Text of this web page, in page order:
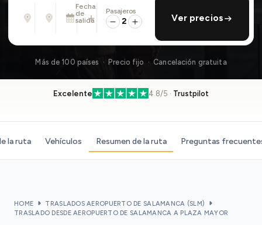
Desde
Dirección, aeropuerto, hotel, ...
Hasta
Dirección, aeropuerto, hotel, ...
Fecha
de
salida
Sáb., 8 Ago. · 01:45 PM
añadir regreso
Pasajeros
2 Ver precios
Más de 100 países · Precio fijo · Cancelación gratuita
Excelente 4.8/5 · Trustpilot
la ruta Vehículos Resumen de la ruta Preguntas
HOME
TRASLADOS AEROPUERTO DE SALAMANCA (SLM)
TRASLADO DESDE AEROPUERTO DE SALAMANCA A PLAZA MAYOR